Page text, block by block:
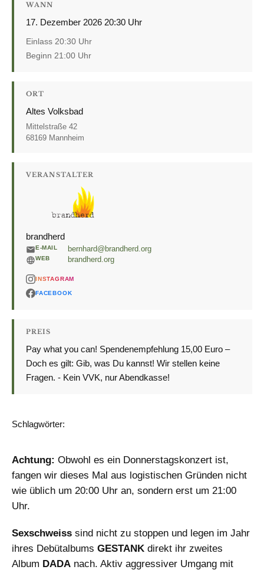
WANN
17. Dezember 2026 20:30 Uhr
Einlass 20:30 Uhr
Beginn 21:00 Uhr
ORT
Altes Volksbad
Mittelstraße 42
68169 Mannheim
VERANSTALTER
brandherd
E-MAIL bernhard@brandherd.org
WEB brandherd.org
INSTAGRAM
FACEBOOK
PREIS
Pay what you can! Spendenempfehlung 15,00 Euro –
Doch es gilt: Gib, was Du kannst! Wir stellen keine
Fragen. - Kein VVK, nur Abendkasse!
Schlagwörter:
Achtung: Obwohl es ein Donnerstagskonzert ist,
fangen wir dieses Mal aus logistischen Gründen nicht
wie üblich um 20:00 Uhr an, sondern erst um 21:00
Uhr.
Sexschweiss sind nicht zu stoppen und legen im Jahr
ihres Debütalbums GESTANK direkt ihr zweites
Album DADA nach. Aktiv aggressiver Umgang mit